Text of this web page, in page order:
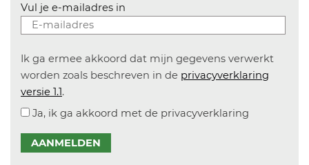
Vul je e-mailadres in
Ik ga ermee akkoord dat mijn gegevens verwerkt
worden zoals beschreven in de privacyverklaring
versie 1.1.
Ja, ik ga akkoord met de privacyverklaring
AANMELDEN